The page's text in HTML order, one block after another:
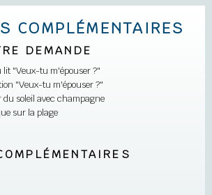
COMPLÉMENTAIRES
DEMANDE
lit "Veux-tu m'épouser ?"
"Veux-tu m'épouser ?"
du soleil avec champagne
sur la plage